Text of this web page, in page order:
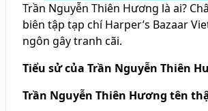
Trần Nguyễn Thiên Hương là ai?
biên tập tạp chí Harper’s Bazaar
ngôn gây tranh cãi.
Tiểu sử của Trần Nguyễn Thiên
Trần Nguyễn Thiên Hương tên